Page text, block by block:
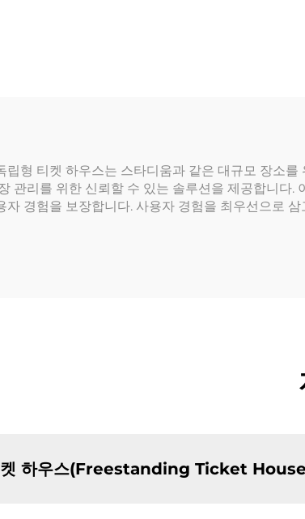
립형 티켓 하우스는 스타디움과 같은 대규모 장소
관리를 위한 신뢰할 수 있는 솔루션을 제공합니다
자 경험을 보장합니다. 사용자 경험을 최우선으로
켓 하우스(Freestanding Ticket